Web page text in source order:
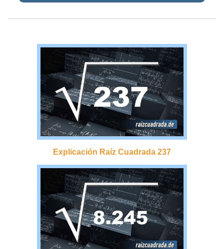
Explicación Raíz Cuadrada 237